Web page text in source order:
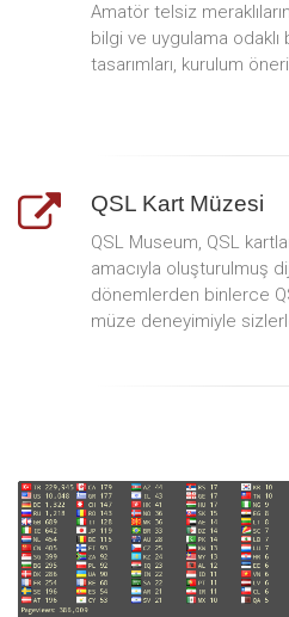
Amatör telsiz
bilgi ve uygulama
tasarımları, kurulum
QSL Kart Müzesi
QSL Museum, QSL
amacıyla oluşturulmuş
dönemlerden binlerce
müze deneyimiyle